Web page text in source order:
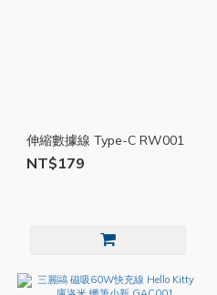
伸縮數據線 Type-C RW001
NT$179